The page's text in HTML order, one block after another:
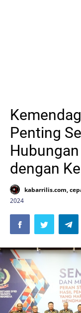
Penting
dengan
kabarrilis.com,
2024